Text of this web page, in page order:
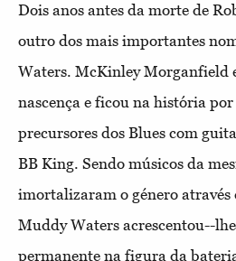
Dois anos antes da morte de
outro dos mais importantes
Waters. McKinley Morganfield
nascença e ficou na história
precursores dos Blues com
BB King. Sendo músicos da
imortalizaram o género através
Muddy Waters acrescentou--
permanente na figura da